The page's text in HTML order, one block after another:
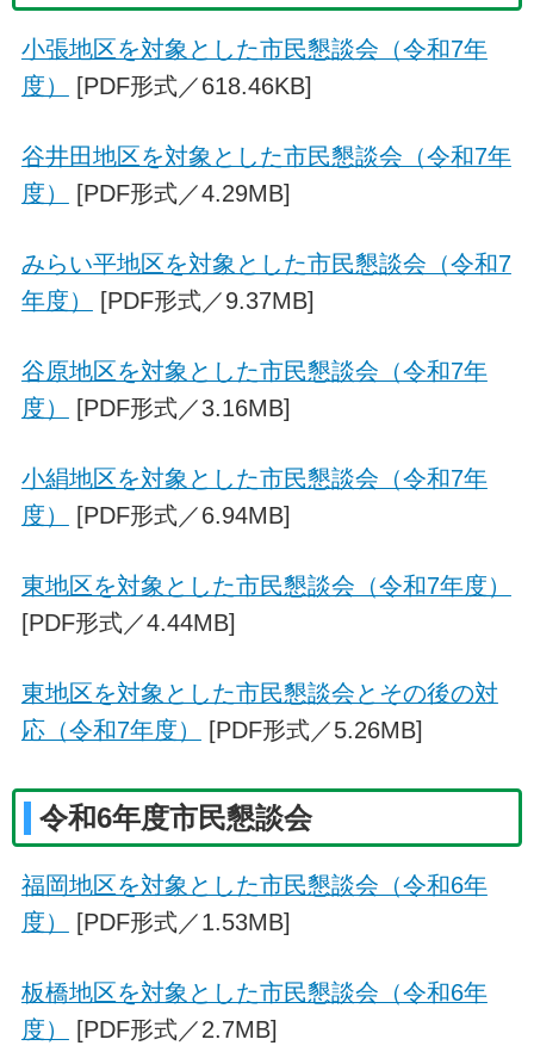
小張地区を対象とした市民懇談会（令和7年
度）
[PDF形式／618.46KB]
谷井田地区を対象とした市民懇談会（令和7年
度）
[PDF形式／4.29MB]
みらい平地区を対象とした市民懇談会（令和7
年度）
[PDF形式／9.37MB]
谷原地区を対象とした市民懇談会（令和7年
度）
[PDF形式／3.16MB]
小絹地区を対象とした市民懇談会（令和7年
度）
[PDF形式／6.94MB]
東地区を対象とした市民懇談会（令和7年度）
[PDF形式／4.44MB]
東地区を対象とした市民懇談会とその後の対
応（令和7年度）
[PDF形式／5.26MB]
令和6年度市民懇談会
福岡地区を対象とした市民懇談会（令和6年
度）
[PDF形式／1.53MB]
板橋地区を対象とした市民懇談会（令和6年
度）
[PDF形式／2.7MB]